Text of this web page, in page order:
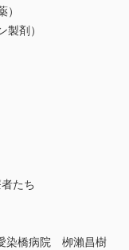
剤）
たち
染橋病院 栁瀨昌樹